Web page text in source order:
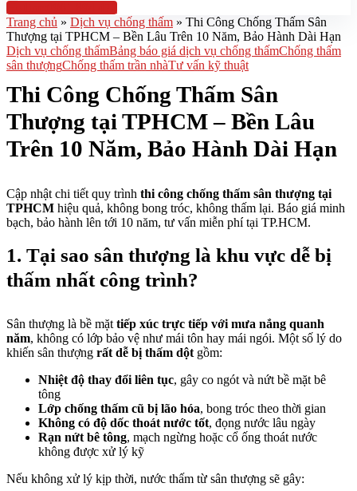
Hotline:0961 894 472
Trang chủ » Dịch vụ chống thấm » Thi Công Chống Thấm Sân
Thượng tại TPHCM – Bền Lâu Trên 10 Năm, Bảo Hành Dài Hạn
Dịch vụ chống thấmBảng báo giá dịch vụ chống thấmChống thấm
sân thượngChống thấm trần nhàTư vấn kỹ thuật
Thi Công Chống Thấm Sân
Thượng tại TPHCM – Bền Lâu
Trên 10 Năm, Bảo Hành Dài Hạn
Cập nhật chi tiết quy trình thi công chống thấm sân thượng tại
TPHCM hiệu quả, không bong tróc, không thấm lại. Báo giá minh
bạch, bảo hành lên tới 10 năm, tư vấn miễn phí tại TP.HCM.
1. Tại sao sân thượng là khu vực dễ bị
thấm nhất công trình?
Sân thượng là bề mặt tiếp xúc trực tiếp với mưa nắng quanh
năm, không có lớp bảo vệ như mái tôn hay mái ngói. Một số lý do
khiến sân thượng rất dễ bị thấm dột gồm:
Nhiệt độ thay đổi liên tục, gây co ngót và nứt bề mặt bê
tông
Lớp chống thấm cũ bị lão hóa, bong tróc theo thời gian
Không có độ dốc thoát nước tốt, đọng nước lâu ngày
Rạn nứt bê tông, mạch ngừng hoặc cổ ống thoát nước
không được xử lý kỹ
Nếu không xử lý kịp thời, nước thấm từ sân thượng sẽ gây: